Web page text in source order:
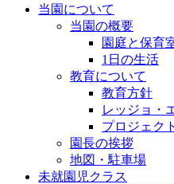
当園について
当園の概要
園庭と保育
1日の生活
教育について
教育方針
レッジョ・
プロジェク
園長の挨拶
地図・駐車場
未就園児クラス